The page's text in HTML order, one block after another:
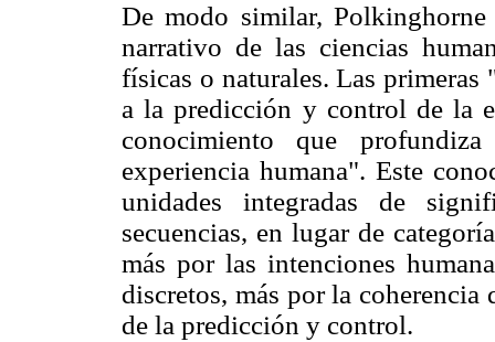
De modo similar,
narrativo de las ciencias
físicas o naturales. Las
a la predicción y control de la
conocimiento que
experiencia humana". Este
unidades integradas de
secuencias, en lugar de
más por las intenciones
discretos, más por la
de la predicción y control.